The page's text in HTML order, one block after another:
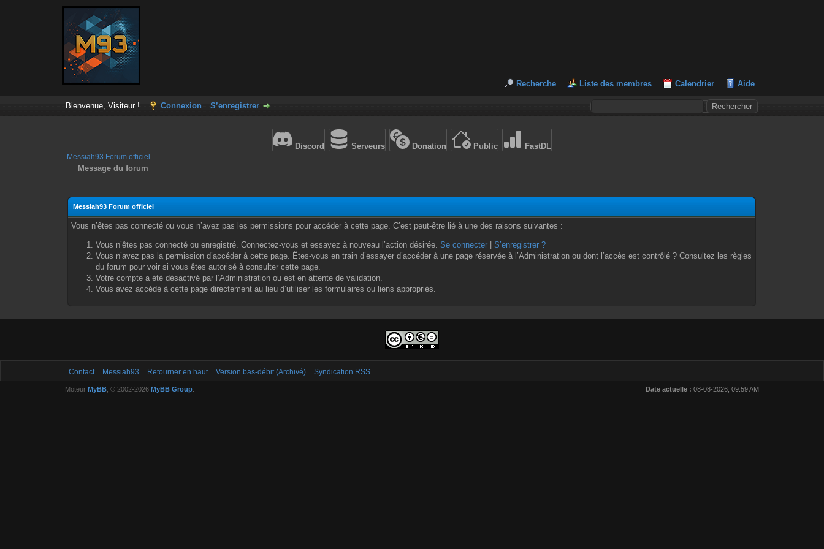
Recherche Liste des membres Calendrier Aide
Bienvenue, Visiteur ! Connexion S’enregistrer
Discord Serveurs Donation Public FastDL
Messiah93 Forum officiel
Message du forum
Messiah93 Forum officiel
Vous n’êtes pas connecté ou vous n’avez pas les permissions pour accéder à cette page. C’est peut-être lié à une des raisons suivantes :
Vous n’êtes pas connecté ou enregistré. Connectez-vous et essayez à nouveau l’action désirée.Se connecter |S’enregistrer ?
Vous n’avez pas la permission d’accéder à cette page. Êtes-vous en train d’essayer d’accéder à une page réservée à l’Administration ou dont l’accès est contrôlé ? Consultez les règles
du forum pour voir si vous êtes autorisé à consulter cette page.
Votre compte a été désactivé par l’Administration ou est en attente de validation.
Vous avez accédé à cette page directement au lieu d’utiliser les formulaires ou liens appropriés.
Contact Messiah93 Retourner en haut Version bas-débit (Archivé) Syndication RSS
Date actuelle : 08-08-2026, 09:59 AM
Moteur MyBB, © 2002-2026 MyBB Group.